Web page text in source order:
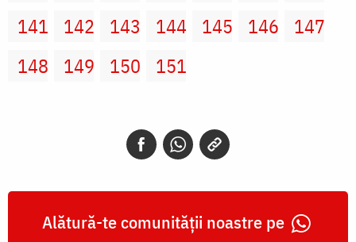
141 142 143 144 145 146
147
148
149 150 151
Alătură-te comunității noastre pe